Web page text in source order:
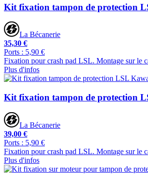
Kit fixation tampon de protection
La Bécanerie
35,30 €
Ports : 5,90 €
Fixation pour crash pad LSL. Montage sur le
Plus d'infos
Kit fixation tampon de protection
La Bécanerie
39,00 €
Ports : 5,90 €
Fixation pour crash pad LSL. Montage sur le
Plus d'infos